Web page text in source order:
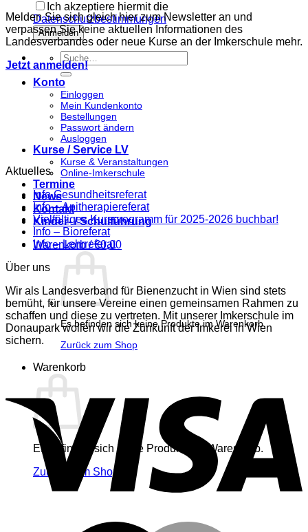
Ich akzeptiere hiermit die
Datenschutzbestimmungen
Suche
nach:
Konto
Einloggen
Mein Kundenkonto
Bestellungen
Passwort ändern
Ausloggen
Kurse / Service LV
Kurse & Veranstaltungen
Online-Imkerschule
Termine
News
Kontakt
Kinder- / Schulführung
Warenkorb /€0,00
Es befinden sich keine Produkte im Warenkorb.
Zurück zum Shop
Warenkorb
Es befinden sich keine Produkte im Warenkorb.
Zurück zum Shop
Melden Sie sich gleich hier zum Newsletter an und
verpassen Sie keine aktuellen Informationen des
Landesverbandes oder neue Kurse an der Imkerschule mehr.
Jetzt anmelden!
Aktuelles
Info Gesundheitsreferat
Info – Apitherapiereferat
Vielfältiges Kursprogramm für 2025-2026 buchbar!
Info – Bioreferat
Info – Lehrreferat
Über uns
Wir als Landesverband für Bienenzucht in Wien sind stets
bemüht, für unsere Vereine einen gemeinsamen Rahmen zu
schaffen und diese zu vertreten. Mit unserer Imkerschule im
Donaupark wollen wir die Zunkunft der Imkerei in Wien
sichern.